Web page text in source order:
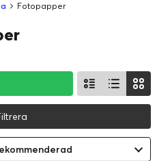
Fotopapper